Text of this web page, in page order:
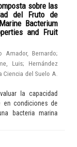
sobre las
del Fruto de
Bacterium
and Fruit
Amador, Bernardo;
Luis;Hernández
del Suelo A.
la capacidad
en condiciones de
bacteria marina